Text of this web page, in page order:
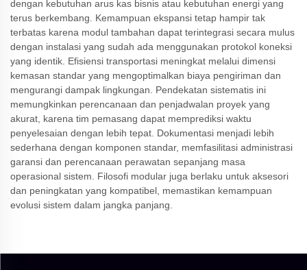
dengan kebutuhan arus kas bisnis atau kebutuhan energi yang
terus berkembang. Kemampuan ekspansi tetap hampir tak
terbatas karena modul tambahan dapat terintegrasi secara mulus
dengan instalasi yang sudah ada menggunakan protokol koneksi
yang identik. Efisiensi transportasi meningkat melalui dimensi
kemasan standar yang mengoptimalkan biaya pengiriman dan
mengurangi dampak lingkungan. Pendekatan sistematis ini
memungkinkan perencanaan dan penjadwalan proyek yang
akurat, karena tim pemasang dapat memprediksi waktu
penyelesaian dengan lebih tepat. Dokumentasi menjadi lebih
sederhana dengan komponen standar, memfasilitasi administrasi
garansi dan perencanaan perawatan sepanjang masa
operasional sistem. Filosofi modular juga berlaku untuk aksesori
dan peningkatan yang kompatibel, memastikan kemampuan
evolusi sistem dalam jangka panjang.